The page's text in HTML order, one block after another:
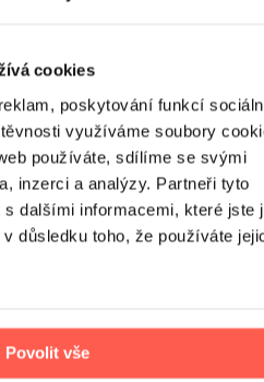
cookies
poskytování funkcí
využíváme soubory
používáte, sdílíme se svými
inzerci a analýzy. Partneři tyto
s dalšími informacemi, které jste
důsledku toho, že používáte
Povolit vše